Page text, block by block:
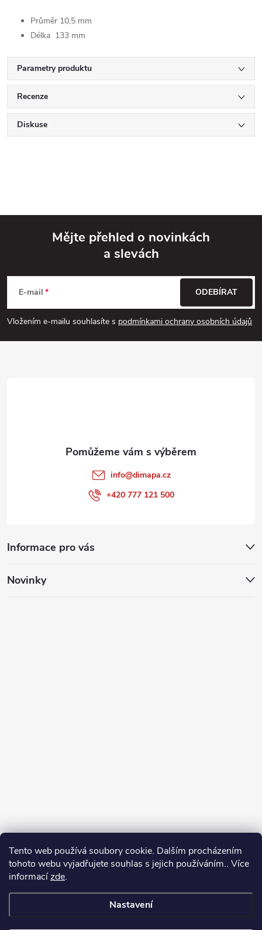
Tento web používá soubory cookie. Dalším procházením
tohoto webu vyjadřujete souhlas s jejich používáním.. Více
informacízde.
Nastavení
Průměr 10,5 mm
Délka 133 mm
Parametry produktu
Recenze
Diskuse
p
a
Mějte přehled o novinkách
a slevách
E-mail
Vložením e-mailu souhlasíte s podmínkami ochrany osobních údajů
ODEBÍRAT
Informace pro vás
Novinky
info@dimapa.cz
+420 777 121 500